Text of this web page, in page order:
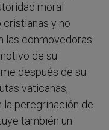
moral
cristianas y no
las conmovedoras
de su
después de su
vaticanas,
la peregrinación de
también un